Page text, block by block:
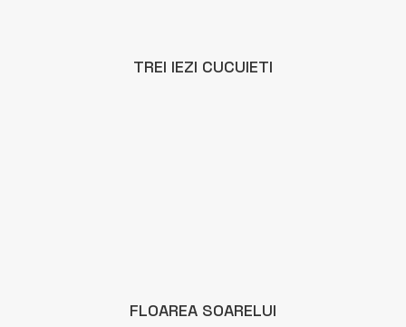
TREI IEZI CUCUIETI
FLOAREA SOARELUI